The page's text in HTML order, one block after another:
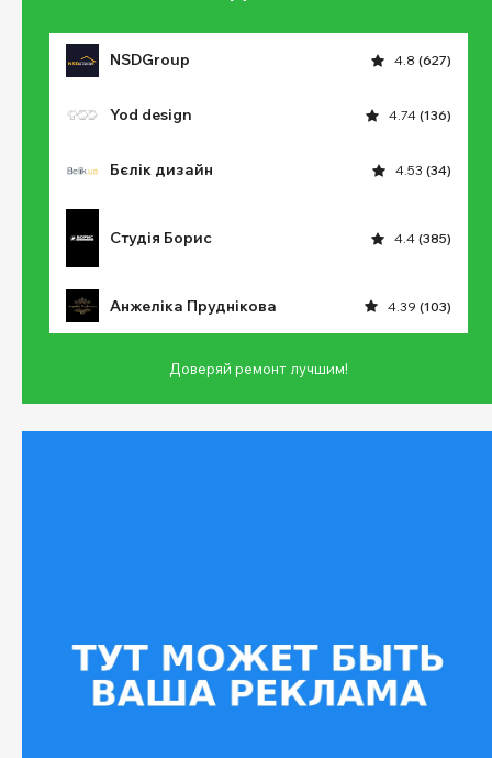
NSDGroup 4.8 (627)
Yod design 4.74 (136)
Бєлік дизайн 4.53 (34)
Студія Борис 4.4 (385)
Анжеліка Пруднікова 4.39 (103)
Доверяй ремонт лучшим!